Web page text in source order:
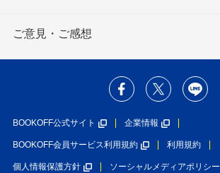
ご意見・ご感想
BOOKOFF公式サイト 企業情報
BOOKOFF会員サービス利用規約 利用規約
個人情報保護方針 ソーシャルメディアポリシー